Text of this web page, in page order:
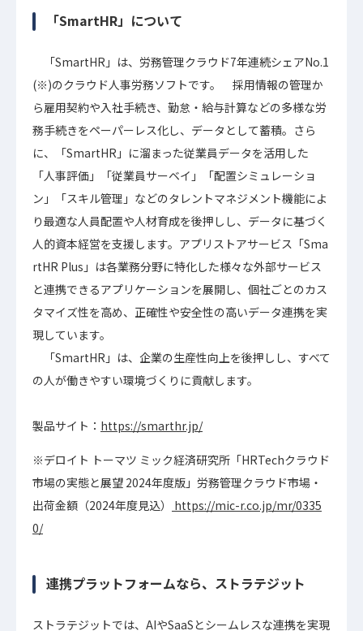
「SmartHR」について
「SmartHR」は、労務管理クラウド7年連続シェアNo.1
(※)のクラウド人事労務ソフトです。 採用情報の管理か
ら雇用契約や入社手続き、勤怠・給与計算などの多様な労
務手続きをペーパーレス化し、データとして蓄積。さら
に、「SmartHR」に溜まった従業員データを活用した
「人事評価」「従業員サーベイ」「配置シミュレーショ
ン」「スキル管理」などのタレントマネジメント機能によ
り最適な人員配置や人材育成を後押しし、データに基づく
人的資本経営を支援します。アプリストアサービス「Sma
rtHR Plus」は各業務分野に特化した様々な外部サービス
と連携できるアプリケーションを展開し、個社ごとのカス
タマイズ性を高め、正確性や安全性の高いデータ連携を実
現しています。
「SmartHR」は、企業の生産性向上を後押しし、すべて
の人が働きやすい環境づくりに貢献します。
製品サイト： https://smarthr.jp/
※デロイト トーマツ ミック経済研究所「HRTechクラウド
市場の実態と展望 2024年度版」労務管理クラウド市場・
出荷金額（2024年度見込）
https://mic-r.co.jp/mr/0335
0/
連携プラットフォームなら、ストラテジット
ストラテジットでは、AIやSaaSとシームレスな連携を実現